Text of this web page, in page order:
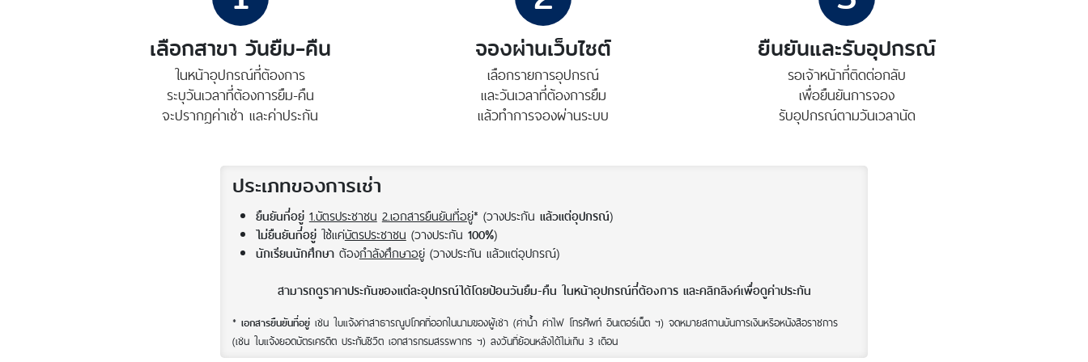
เลือกสาขา วันยืม-คืน
ในหน้าอุปกรณ์ที่ต้องการ
ระบุวันเวลาที่ต้องการยืม-คืน
จะปรากฎค่าเช่า และค่าประกัน
จองผ่านเว็บไซต์
เลือกรายการอุปกรณ์
และวันเวลาที่ต้องการยืม
แล้วทำการจองผ่านระบบ
ยืนยันและรับอุปกรณ์
รอเจ้าหน้าที่ติดต่อกลับ
เพื่อยืนยันการจอง
รับอุปกรณ์ตามวันเวลานัด
ประเภทของการเช่า
ยืนยันที่อยู่ 1.บัตรประชาชน 2.เอกสารยืนยันที่อยู่* (วางประกัน แล้วแต่อุปกรณ์)
ไม่ยืนยันที่อยู่ใช้แค่บัตรประชาชน (วางประกัน 100%)
นักเรียนนักศึกษาต้องกำลังศึกษาอยู่(วางประกัน แล้วแต่อุปกรณ์)
สามารถดูราคาประกันของแต่ละอุปกรณ์ได้โดยป้อนวันยืม-คืน ในหน้าอุปกรณ์ที่ต้องการ และคลิกลิงค์เพื่อดูค่าประกัน
* เอกสารยืนยันที่อยู่ เช่น ใบแจ้งค่าสาธารณูปโภคที่ออกในนามของผู้เช่า (ค่าน้ำ ค่าไฟ โทรศัพท์ อินเตอร์เน็ต ฯ) จดหมายสถานบันการเงินหรือหนังสือราชการ
(เช่น ใบแจ้งยอดบัตรเครดิต ประกันชีวิต เอกสารกรมสรรพากร ฯ) ลงวันที่ย้อนหลังได้ไม่เกิน 3 เดือน